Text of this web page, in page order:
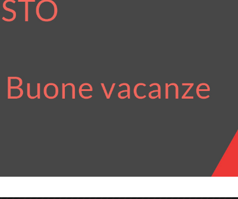
by redazione 0
UNI CEI 11352:2014 La norma UNI CEI